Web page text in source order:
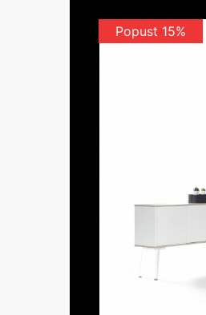
Popust 15%